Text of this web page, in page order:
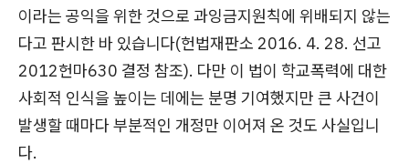
이라는 공익을 위한 것으로 과잉금지원칙에 위배되지 않는
다고 판시한 바 있습니다(헌법재판소 2016. 4. 28. 선고
2012헌마630 결정 참조). 다만 이 법이 학교폭력에 대한
사회적 인식을 높이는 데에는 분명 기여했지만 큰 사건이
발생할 때마다 부분적인 개정만 이어져 온 것도 사실입니
다.